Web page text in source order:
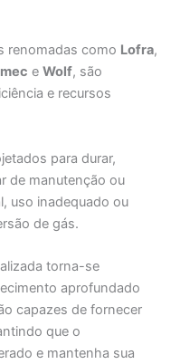
renomadas como Lofra,
eWolf, são
e recursos
para durar,
de manutenção ou
uso inadequado ou
de gás.
torna-se
aprofundado
capazes de fornecer
que o
e mantenha sua